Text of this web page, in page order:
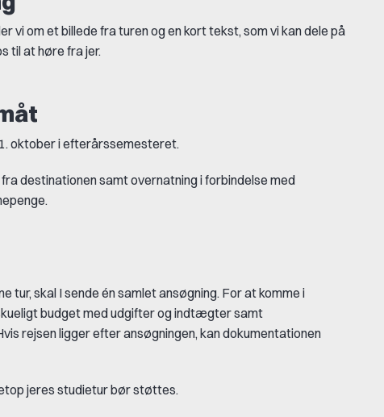
vi om et billede fra turen og en kort tekst, som vi kan dele på
til at høre fra jer.
oktober i efterårssemesteret.
destinationen samt overnatning i forbindelse med
tur, skal I sende én samlet ansøgning. For at komme i
budget med udgifter og indtægter samt
rejsen ligger efter ansøgningen, kan dokumentationen
jeres studietur bør støttes.